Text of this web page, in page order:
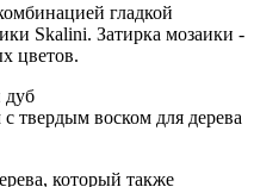
гладкой
Skalini. Затирка мозаики -
цветов.
дуб
твердым воском для дерева
который также